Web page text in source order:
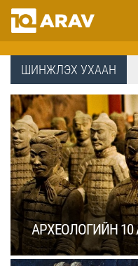
ШИНЖЛЭХ УХААН
АРХЕОЛОГИЙН 10